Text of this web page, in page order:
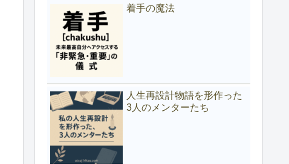
着手の魔法
人生再設計物語を形作った
3人のメンターたち